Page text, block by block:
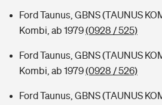
Ford Taunus, GBNS (TAUNUS
Kombi, ab 1979(0928 / 525)
Ford Taunus, GBNS (TAUNUS
Kombi, ab 1979(0928 / 526)
Ford Taunus, GBNS (TAUNUS